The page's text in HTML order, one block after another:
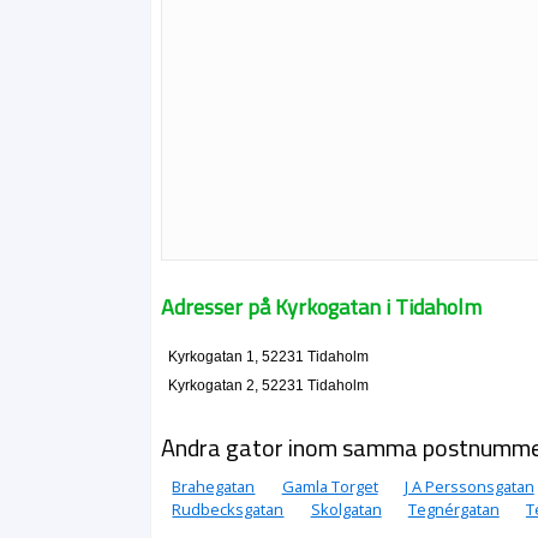
Adresser på Kyrkogatan i Tidaholm
Kyrkogatan 1, 52231 Tidaholm
Kyrkogatan 2, 52231 Tidaholm
Andra gator inom samma
Brahegatan Gamla Torget
J A Perssonsgatan
Rudbecksgatan
Skolgatan Tegnérgatan